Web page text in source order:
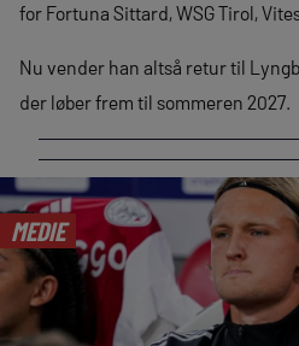
for Fortuna Sittard, WSG Tirol,
Nu vender han altså retur til
der løber frem til sommeren 2027.
MEDIE